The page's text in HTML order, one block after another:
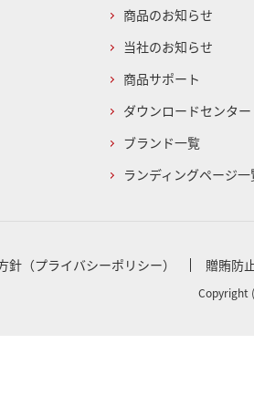
商品のお知らせ
当社のお知らせ
商品サポート
ダウンロードセンター
ブランド一覧
ランディングページ一
針（プライバシーポリシー） 贈賄防
Copyright